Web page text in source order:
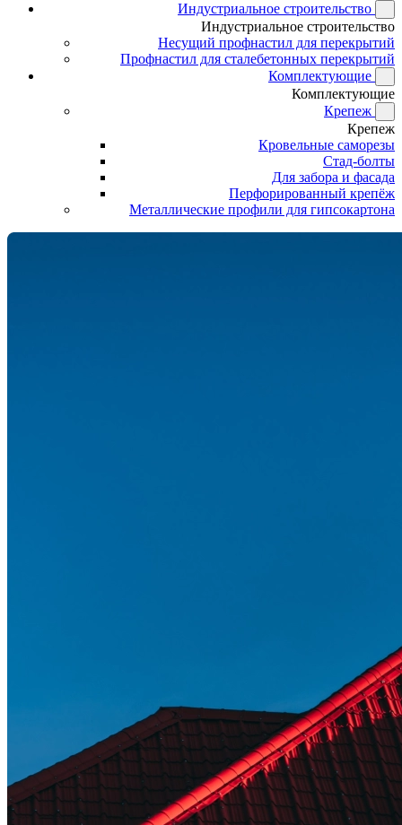
Индустриальное строительство
Индустриальное строительство
Несущий профнастил для перекрытий
Профнастил для сталебетонных перекрытий
Комплектующие
Комплектующие
Крепеж
Крепеж
Кровельные саморезы
Стад-болты
Для забора и фасада
Перфорированный крепёж
Металлические профили для гипсокартона